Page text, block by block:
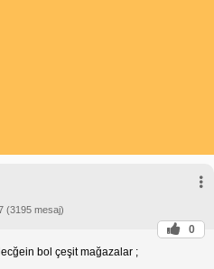
(3195 mesaj)
0
bol çeşit mağazalar ;